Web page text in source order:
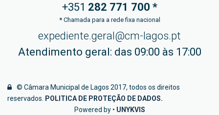
+351 282 771 700 *
*Chamada para a rede fixa nacional
expediente.geral@cm-lagos.pt
Atendimento geral: das 09:00 às 17:00
© Câmara Municipal de Lagos 2017, todos os direitos
reservados.
POLITICA DE PROTEÇÃO DE DADOS.
Powered by • UNYKVIS